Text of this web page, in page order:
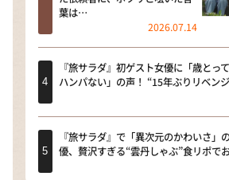
葉は…
2026.07.14
『旅サラダ』初ゲスト女優に「歳とっ
ハンパない」の声！ “15年ぶりリベン
『旅サラダ』で「異次元のかわいさ」
優、贅沢すぎる“雲丹しゃぶ”食リポで